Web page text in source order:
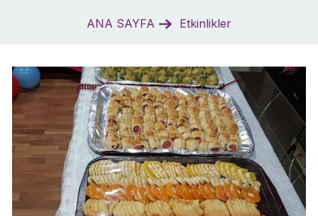
ANA SAYFA Etkinlikler